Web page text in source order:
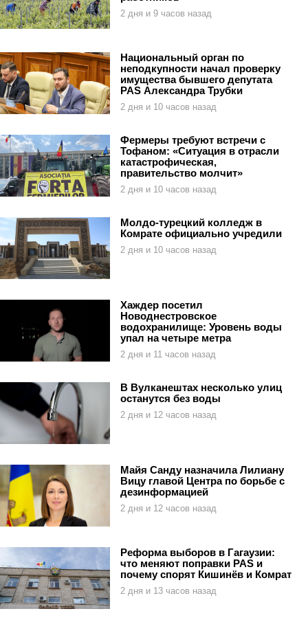
2 дня и 9 часов назад
Национальный орган по
неподкупности начал проверку
имущества бывшего депутата
PAS Александра Трубки
2 дня и 10 часов назад
Фермеры требуют встречи с
Тофаном: «Ситуация в отрасли
катастрофическая,
правительство молчит»
2 дня и 10 часов назад
Молдо-турецкий колледж в
Комрате официально учредили
2 дня и 10 часов назад
Хаждер посетил
Новоднестровское
водохранилище: Уровень воды
упал на четыре метра
2 дня и 11 часов назад
В Вулканештах несколько улиц
останутся без воды
2 дня и 12 часов назад
Майя Санду назначила Лилиану
Вицу главой Центра по борьбе с
дезинформацией
2 дня и 12 часов назад
Реформа выборов в Гагаузии:
что меняют поправки PAS и
почему спорят Кишинёв и Комрат
2 дня и 13 часов назад